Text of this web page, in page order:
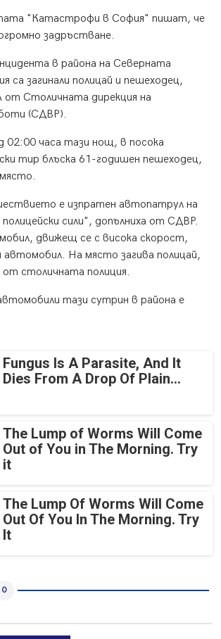
"Катастрофи в София" пишат, че
задръстване.
в района на Северната
са загинали полицай и пешеходец,
от Столичната дирекция на
(СДВР).
02:00 часа тази нощ, в посока
тир блъска 61-годишен пешеходец,
е изпратен автопатрул на
полицейски сили", допълниха от СДВР.
движещ се с висока скорост,
автомобил. На място загива полицай,
столичната полиция.
тази сутрин в района е
Fungus Is A Parasite, And It
Dies From A Drop Of Plain...
The Lump of Worms Will Come
Out of You in The Morning. Try
it
The Lump Of Worms Will Come
Out Of You In The Morning. Try
It
0